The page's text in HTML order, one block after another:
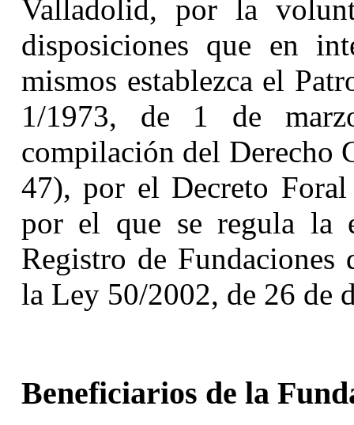
Valladolid, por la
disposiciones que en
mismos establezca el
1/1973, de 1 de
compilación del Derecho
47), por el Decreto
por el que se regula la
Registro de
la Ley 50/2002, de 26 de
Beneficiarios de la